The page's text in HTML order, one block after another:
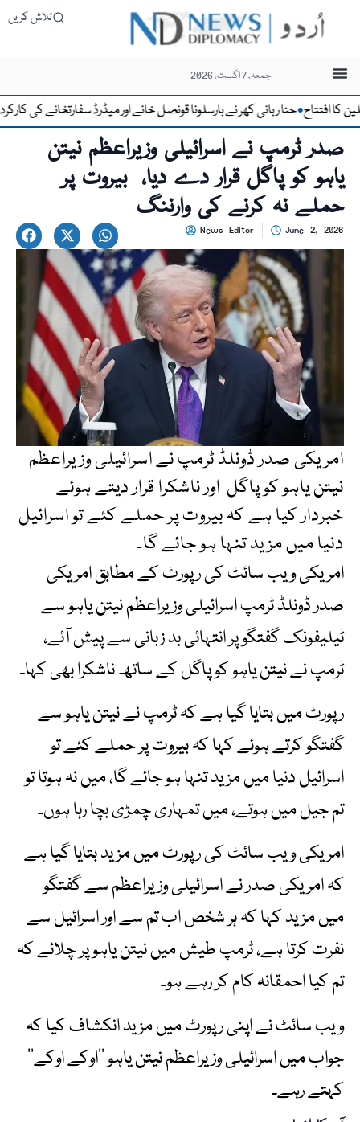
تلاش کریں
جمعہ، 7 اگست، 2026
حنا ربانی کھر نے بارسلونا قونصل خانے اور میڈرڈ سفارتخانے کی●افتتاح
صدر ٹرمپ نے اسرائیلی وزیراعظم نیتن
یاہو کو پاگل قرار دے دیا، بیروت پر
حملے نہ کرنے کی وارننگ
News Editor June 2, 2026
امریکی صدر ڈونلڈ ٹرمپ نے اسرائیلی وزیراعظم
نیتن یاہو کو پاگل اور ناشکرا قرار دیتے ہوئے
خبردار کیا ہے کہ بیروت پر حملے کئے تو اسرائیل
دنیا میں مزید تنہا ہو جائے گا۔
امریکی ویب سائٹ کی رپورٹ کے مطابق امریکی
صدر ڈونلڈ ٹرمپ اسرائیلی وزیراعظم نیتن یاہو سے
ٹیلیفونک گفتگو پر انتہائی بد زبانی سے پیش آئے،
ٹرمپ نے نیتن یاہو کو پاگل کے ساتھ ناشکرا بھی کہا۔
رپورٹ میں بتایا گیا ہے کہ ٹرمپ نے نیتن یاہو سے
گفتگو کرتے ہوئے کہا کہ بیروت پر حملے کئے تو
اسرائیل دنیا میں مزید تنہا ہو جائے گا، میں نہ ہوتا تو
تم جیل میں ہوتے، میں تمہاری چمڑی بچا رہا ہوں۔
امریکی ویب سائٹ کی رپورٹ میں مزید بتایا گیا ہے
کہ امریکی صدر نے اسرائیلی وزیراعظم سے گفتگو
میں مزید کہا کہ ہر شخص اب تم سے اور اسرائیل سے
نفرت کرتا ہے، ٹرمپ طیش میں نیتن یاہو پر چلائے کہ
تم کیا احمقانہ کام کر رہے ہو۔
ویب سائٹ نے اپنی رپورٹ میں مزید انکشاف کیا کہ
جواب میں اسرائیلی وزیراعظم نیتن یاہو ’’اوکے اوکے‘‘
کہتے رہے۔